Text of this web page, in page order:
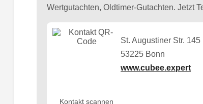
Wertgutachten, Oldtimer-Gutachten. Jetzt
Kontakt scannen
St. Augustiner Str. 145
53225 Bonn
www.cubee.expert